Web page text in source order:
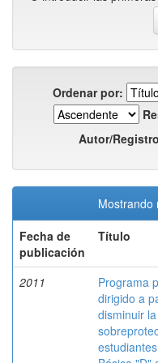
Ordenar por:
Autor/
Mostrando
Fecha de
publicación
Título
2011
Programa
dirigido a
disminuir la